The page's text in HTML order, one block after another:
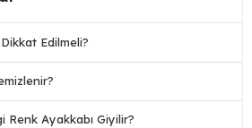
Edilmeli?
Renk Ayakkabı Giyilir?